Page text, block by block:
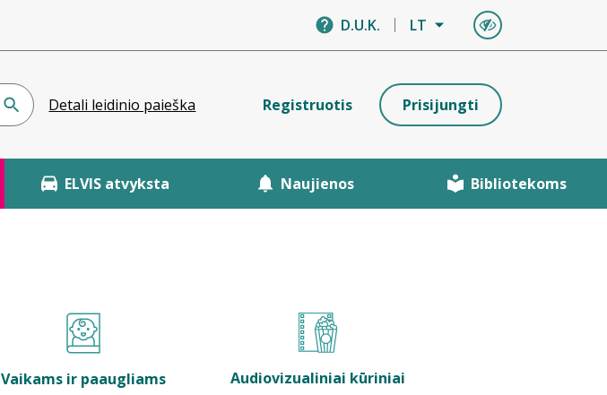
D.U.K. LT
Detali leidinio paieška Registruotis Prisijungti
ELVIS atvyksta Naujienos Bibliotekoms
Vaikams ir paaugliams Audiovizualiniai kūriniai